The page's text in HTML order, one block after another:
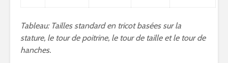
Tableau: Tailles standard en tricot basées sur la
stature, le tour de poitrine, le tour de taille et le tour de
hanches.